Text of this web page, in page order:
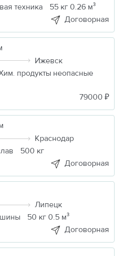
техника
55 кг 0.26 м³
Договорная
Ижевск
продукты неопасные
79000 ₽
Краснодар
500 кг
Договорная
Липецк
50 кг 0.5 м³
Договорная